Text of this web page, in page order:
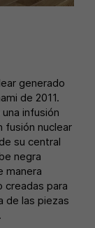
generado
de 2011.
infusión
fusión nuclear
su central
negra
manera
creadas para
de las piezas